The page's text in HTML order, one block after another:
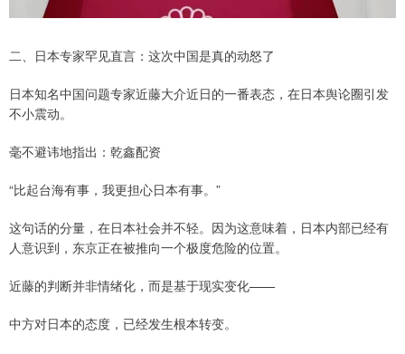
二、日本专家罕见直言：这次中国是真的动怒了
日本知名中国问题专家近藤大介近日的一番表态，在日本舆论圈引发
不小震动。
毫不避讳地指出：乾鑫配资
“比起台海有事，我更担心日本有事。”
这句话的分量，在日本社会并不轻。因为这意味着，日本内部已经有
人意识到，东京正在被推向一个极度危险的位置。
近藤的判断并非情绪化，而是基于现实变化——
中方对日本的态度，已经发生根本转变。